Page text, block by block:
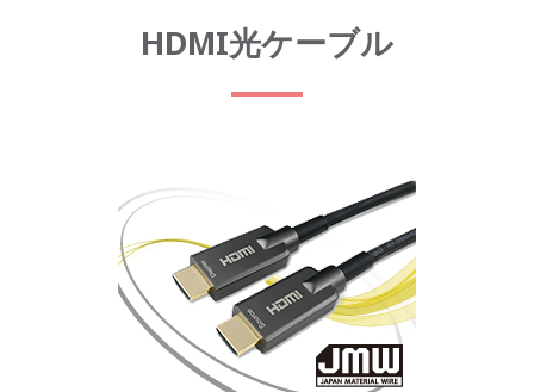
HDMI光ケーブル